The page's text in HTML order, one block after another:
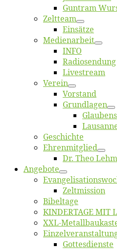
Gun­tram
Zelt­team
Ein­sät­ze
Me­di­en­ar­beit
INFO
Ra­dio­sen­dung
Live­stream
Ver­ein
Vor­stand
Grund­la­gen
Ge­schich­te
Eh­ren­mit­glied
Dr. Theo
An­ge­bo­te
Zelt­mis­si­on
Bi­bel­ta­ge
KINDERTAGE MIT
XXL-
Got­tes­diens­te